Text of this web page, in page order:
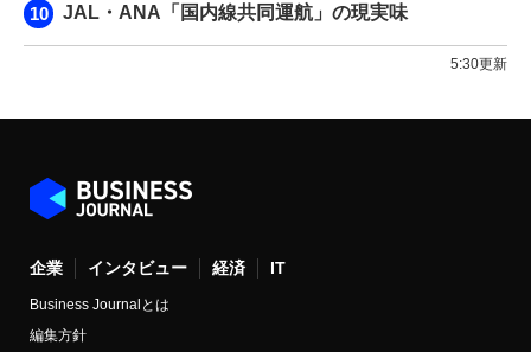
JAL・ANA「国内線共同運航」の現実味
5:30更新
企業 インタビュー 経済 IT
Business Journalとは
編集方針